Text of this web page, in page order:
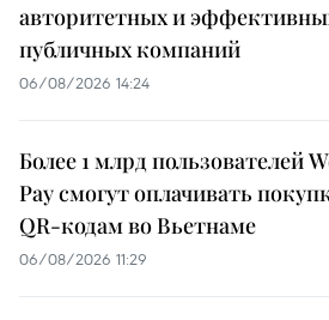
авторитетных и
публичных компаний
06/08/2026 14:24
Более 1 млрд пользователей
Pay смогут оплачивать
QR-кодам во Вьетнаме
06/08/2026 11:29